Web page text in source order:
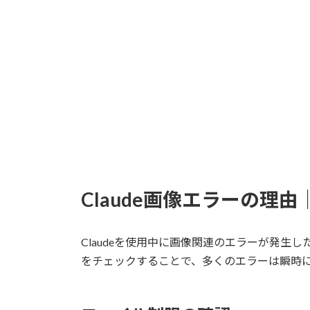
Claude画像エラーの理由
Claudeを使用中に画像関連のエラーが発生
をチェックすることで、多くのエラーは瞬時